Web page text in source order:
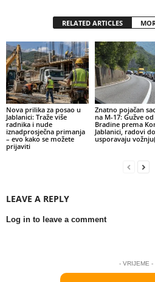
RELATED ARTICLES
Nova prilika za posao u
Jablanici: Traže više
radnika i nude
iznadprosječna primanja
– evo kako se možete
prijaviti
Znatno pojačan
na M-17: Gužve od
Bradine prema
Jablanici, radovi
usporavaju
LEAVE A REPLY
Log in to leave a comment
- VRIJEME -